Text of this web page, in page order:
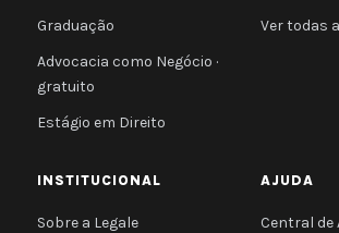
Graduação
Advocacia como Negócio ·
gratuito
Estágio em Direito
Ver todas
INSTITUCIONAL
Sobre a Legale
AJUDA
Central de